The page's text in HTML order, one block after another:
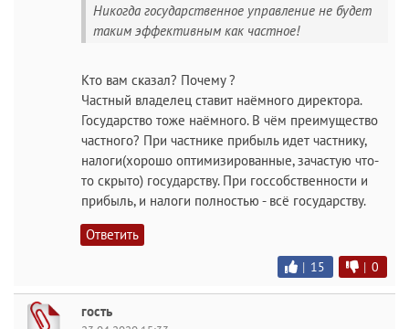
Никогда государственное управление не будет
таким эффективным как частное!
Кто вам сказал? Почему ?
Частный владелец ставит наёмного директора.
Государство тоже наёмного. В чём преимущество
частного? При частнике прибыль идет частнику,
налоги(хорошо оптимизированные, зачастую что-
то скрыто) государству. При госсобственности и
прибыль, и налоги полностью - всё государству.
Ответить
| 15 | 0
гость